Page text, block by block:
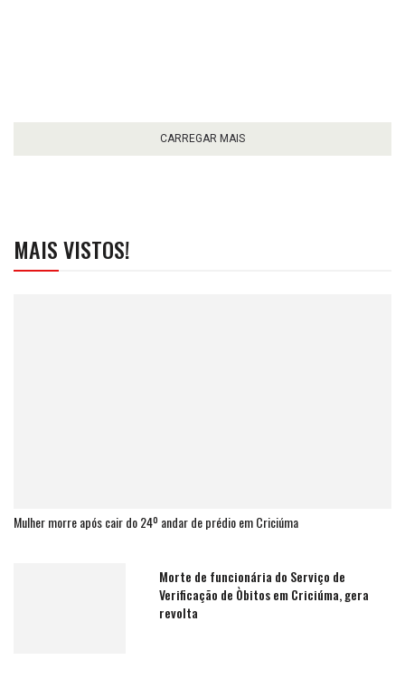
CARREGAR MAIS
MAIS VISTOS!
Mulher morre após cair do 24º andar de prédio em Criciúma
Morte de funcionária do Serviço de
Verificação de Òbitos em Criciúma, gera
revolta